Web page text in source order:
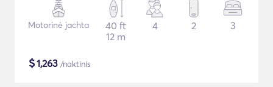
Motorinė jachta
40 ft
12 m
4 2 3
$1,263 /naktinis